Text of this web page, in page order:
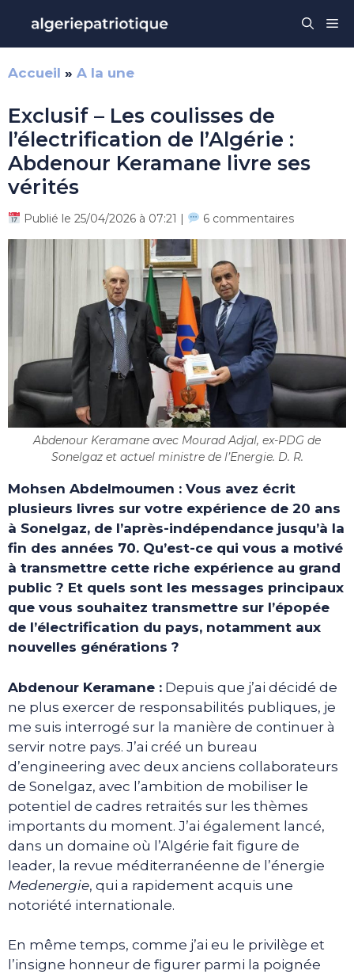
contenu
Accueil » A la une
Exclusif – Les coulisses de
l’électrification de l’Algérie :
Abdenour Keramane livre ses
vérités
Publié le 25/04/2026 à 07:21 | 6 commentaires
Abdenour Keramane avec Mourad Adjal, ex-PDG de
Sonelgaz et actuel ministre de l’Energie. D. R.
Mohsen Abdelmoumen : Vous avez écrit
plusieurs livres sur votre expérience de 20 ans
à Sonelgaz, de l’après-indépendance jusqu’à la
fin des années 70. Qu’est-ce qui vous a motivé
à transmettre cette riche expérience au grand
public ? Et quels sont les messages principaux
que vous souhaitez transmettre sur l’épopée
de l’électrification du pays, notamment aux
nouvelles générations ?
Abdenour Keramane : Depuis que j’ai décidé de
ne plus exercer de responsabilités publiques, je
me suis interrogé sur la manière de continuer à
servir notre pays. J’ai créé un bureau
d’engineering avec deux anciens collaborateurs
de Sonelgaz, avec l’ambition de mobiliser le
potentiel de cadres retraités sur les thèmes
importants du moment. J’ai également lancé,
dans un domaine où l’Algérie fait figure de
leader, la revue méditerranéenne de l’énergie
Medenergie, qui a rapidement acquis une
notoriété internationale.
En même temps, comme j’ai eu le privilège et
l’insigne honneur de figurer parmi la poignée